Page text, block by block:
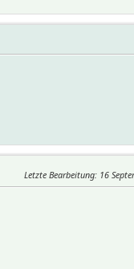
Letzte Bearbeitung: 16